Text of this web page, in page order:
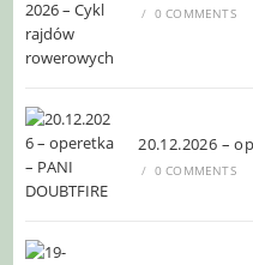
/ 0 COMMENTS
20.12.2026 –
/ 0 COMMENTS